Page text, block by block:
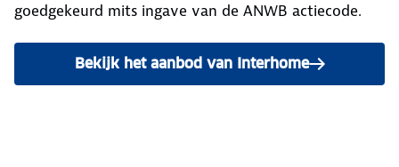
goedgekeurd mits ingave van de ANWB actiecode.
Bekijk het aanbod van Interhome